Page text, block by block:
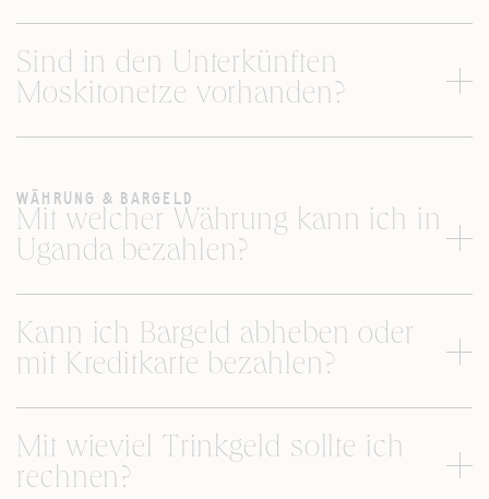
Sind in den Unterkünften
Moskitonetze vorhanden?
WÄHRUNG & BARGELD
Mit welcher Währung kann ich in
Uganda bezahlen?
Kann ich Bargeld abheben oder
mit Kreditkarte bezahlen?
Mit wieviel Trinkgeld sollte ich
rechnen?